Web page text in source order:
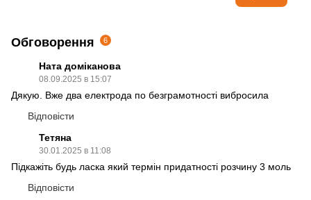
Обговорення 6
Ната доміканова
08.09.2025 в 15:07
Дякую. Вже два електрода по безграмотності вибросила
Відповісти
Тетяна
30.01.2025 в 11:08
Підкажіть будь ласка який термін придатності розчину 3 моль
Відповісти